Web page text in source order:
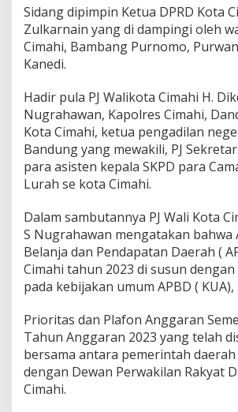
k
i
t
b
a
k
a
u
m
A
n
g
g
r
a
n
d
a
Sidang dipimpin Ketua DPRD Kota
Zulkarnain yang di dampingi oleh
Cimahi, Bambang Purnomo,
Kanedi.
Hadir pula PJ Walikota Cimahi H.
Nugrahawan, Kapolres Cimahi,
Kota Cimahi, ketua pengadilan
Bandung yang mewakili, PJ
para asisten kepala SKPD para
Lurah se kota Cimahi.
Dalam sambutannya PJ Wali Kota
S Nugrahawan mengatakan bahwa
Belanja dan Pendapatan Daerah (
Cimahi tahun 2023 di susun
pada kebijakan umum APBD ( KUA),
Prioritas dan Plafon Anggaran
Tahun Anggaran 2023 yang telah
bersama antara pemerintah daerah
dengan Dewan Perwakilan Rakyat
Cimahi.